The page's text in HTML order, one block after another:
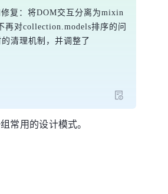
复：将DOM交互分离为mixin
对collection.models排序的问
清理机制，并调整了
常用的设计模式。